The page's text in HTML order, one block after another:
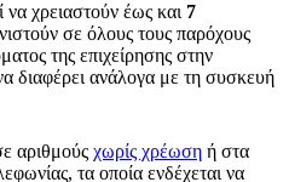
χρειαστούν έως και 7
σε όλους τους παρόχους
της επιχείρησης στην
διαφέρει ανάλογα με τη συσκευή
αριθμούς χωρίς χρέωση ή στα
τα οποία ενδέχεται να